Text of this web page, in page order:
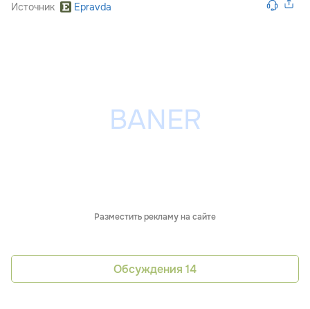
Источник Epravda
Разместить рекламу на сайте
Обсуждения 14